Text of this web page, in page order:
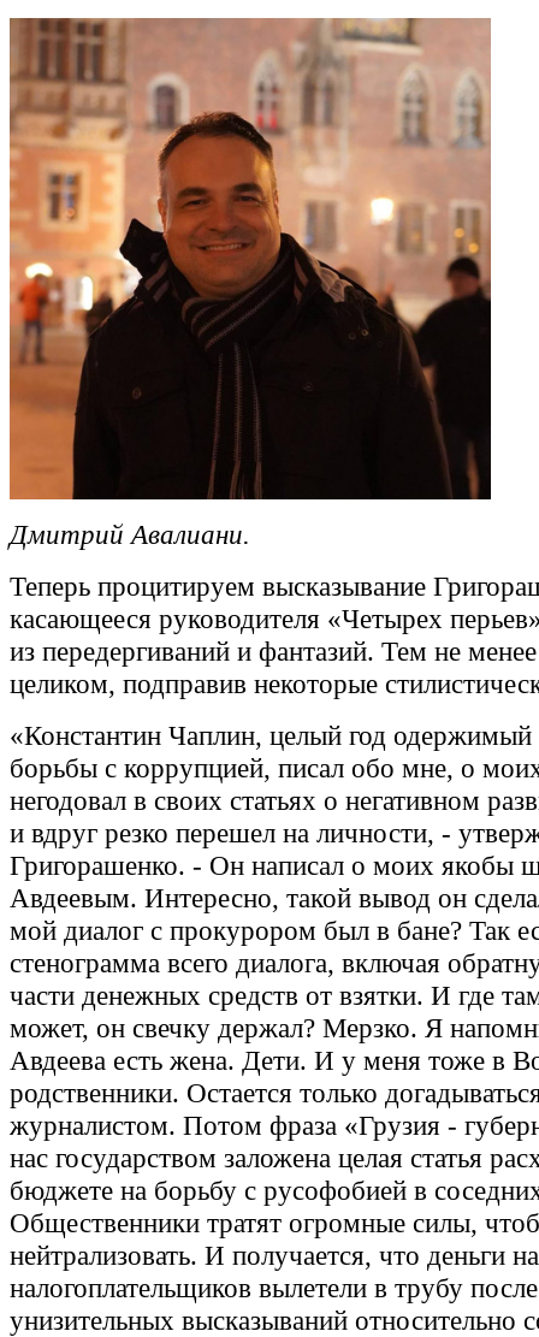
Дмитрий Авалиани.
Теперь процитируем высказывание
касающееся руководителя «Четырех
из передергиваний и фантазий. Тем не
целиком, подправив некоторые
«Константин Чаплин, целый год одержимый
борьбы с коррупцией, писал обо мне, о
негодовал в своих статьях о негативном
и вдруг резко перешел на личности, -
Григорашенко. - Он написал о моих якобы
Авдеевым. Интересно, такой вывод он
мой диалог с прокурором был в бане? Так
стенограмма всего диалога, включая
части денежных средств от взятки. И где
может, он свечку держал? Мерзко. Я
Авдеева есть жена. Дети. И у меня тоже в
родственники. Остается только
журналистом. Потом фраза «Грузия -
нас государством заложена целая статья
бюджете на борьбу с русофобией в
Общественники тратят огромные силы,
нейтрализовать. И получается, что деньги
налогоплательщиков вылетели в трубу после
унизительных высказываний относительно